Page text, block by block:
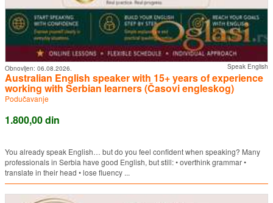
Speak English
Obnovljen: 06.08.2026.
Australian English speaker with 15+ years of experience
working with Serbian learners (Časovi engleskog)
Podučavanje
1.800,00 din
You already speak English… but do you feel confident when speaking? Many
professionals in Serbia have good English, but still: • overthink grammar •
translate in their head • lose fluency ...